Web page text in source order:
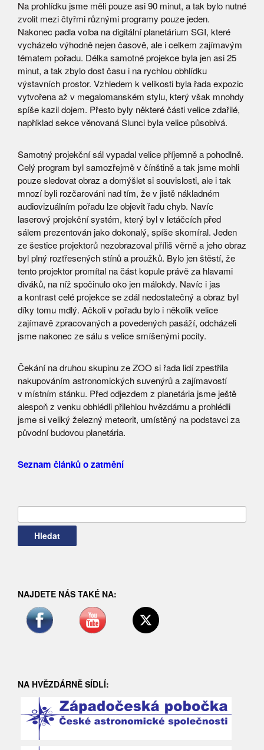
Na prohlídku jsme měli pouze asi 90 minut, a tak bylo nutné
zvolit mezi čtyřmi různými programy pouze jeden.
Nakonec padla volba na digitální planetárium SGI, které
vycházelo výhodně nejen časově, ale i celkem zajímavým
tématem pořadu. Délka samotné projekce byla jen asi 25
minut, a tak zbylo dost času i na rychlou obhlídku
výstavních prostor. Vzhledem k velikosti byla řada expozic
vytvořena až v megalomanském stylu, který však mnohdy
spíše kazil dojem. Přesto byly některé části velice zdařilé,
například sekce věnovaná Slunci byla velice působivá.
Samotný projekční sál vypadal velice příjemně a pohodlně.
Celý program byl samozřejmě v čínštině a tak jsme mohli
pouze sledovat obraz a domýšlet si souvislosti, ale i tak
mnozí byli rozčarováni nad tím, že v jistě nákladném
audiovizuálním pořadu lze objevit řadu chyb. Navíc
laserový projekční systém, který byl v letáčcích před
sálem prezentován jako dokonalý, spíše skomíral. Jeden
ze šestice projektorů nezobrazoval příliš věrně a jeho obraz
byl plný roztřesených stínů a proužků. Bylo jen štěstí, že
tento projektor promítal na část kopule právě za hlavami
diváků, na níž spočinulo oko jen málokdy. Navíc i jas
a kontrast celé projekce se zdál nedostatečný a obraz byl
díky tomu mdlý. Ačkoli v pořadu bylo i několik velice
zajímavě zpracovaných a povedených pasáží, odcházeli
jsme nakonec ze sálu s velice smíšenými pocity.
Čekání na druhou skupinu ze ZOO si řada lidí zpestřila
nakupováním astronomických suvenýrů a zajímavostí
v místním stánku. Před odjezdem z planetária jsme ještě
alespoň z venku obhlédli přilehlou hvězdárnu a prohlédli
jsme si veliký železný meteorit, umístěný na podstavci za
původní budovou planetária.
Seznam článků o zatmění
NAJDETE NÁS TAKÉ NA:
NA HVĚZDÁRNĚ SÍDLÍ: